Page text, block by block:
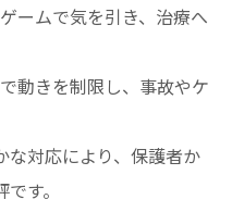
ームで気を引き、治療へ
動きを制限し、事故やケ
な対応により、保護者か
す。